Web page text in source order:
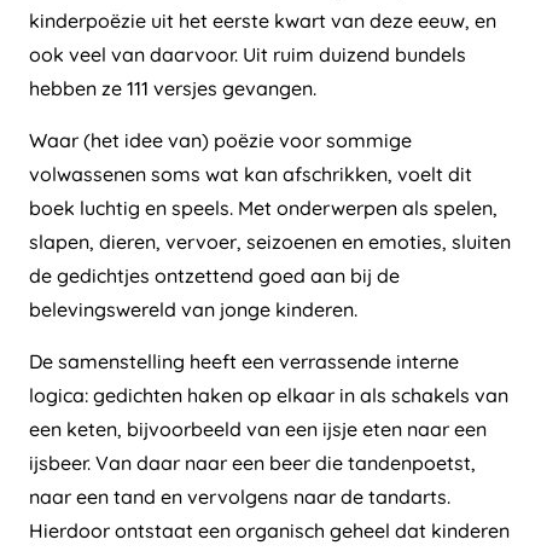
kinderpoëzie uit het eerste kwart van deze eeuw, en
ook veel van daarvoor. Uit ruim duizend bundels
hebben ze 111 versjes gevangen.
Waar (het idee van) poëzie voor sommige
volwassenen soms wat kan afschrikken, voelt dit
boek luchtig en speels. Met onderwerpen als spelen,
slapen, dieren, vervoer, seizoenen en emoties, sluiten
de gedichtjes ontzettend goed aan bij de
belevingswereld van jonge kinderen.
De samenstelling heeft een verrassende interne
logica: gedichten haken op elkaar in als schakels van
een keten, bijvoorbeeld van een ijsje eten naar een
ijsbeer. Van daar naar een beer die tandenpoetst,
naar een tand en vervolgens naar de tandarts.
Hierdoor ontstaat een organisch geheel dat kinderen